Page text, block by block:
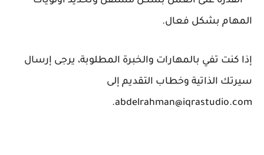
المهام بشكل فعال.
إذا كنت تفي بالمهارات والخبرة المطلوبة، يرجى إرسال
سيرتك الذاتية وخطاب التقديم إلى
abdelrahman@iqrastudio.com.